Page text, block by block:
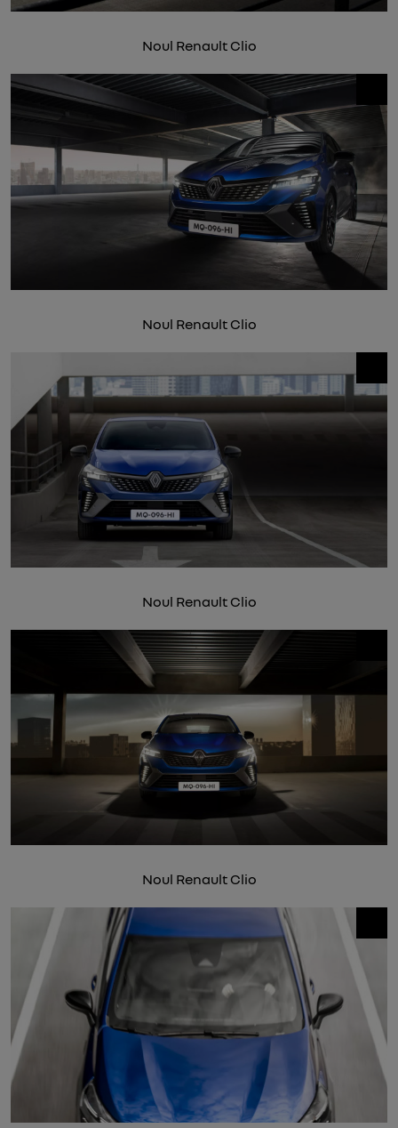
Noul Renault Clio
Noul Renault Clio
Noul Renault Clio
Noul Renault Clio